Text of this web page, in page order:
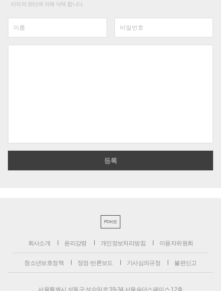
리자의 판단에 의해 삭제 합니다.
PC버전
회사소개 윤리강령 개인정보처리방침 이용자위원회
청소년보호정책 정정·반론보도 기사심의규정 불편신고
서울특별시 성동구 성수일로 39-34 서울숲더스페이스 12층